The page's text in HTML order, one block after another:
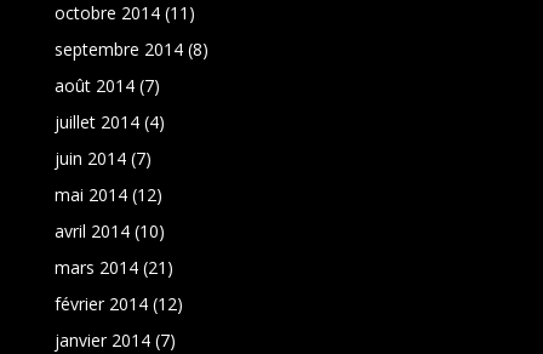
octobre 2014(11)
septembre 2014(8)
août 2014(7)
juillet 2014(4)
juin 2014(7)
mai 2014(12)
avril 2014(10)
mars 2014(21)
février 2014(12)
janvier 2014(7)